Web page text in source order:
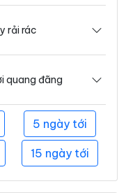
rải rác
quang đãng
5 ngày tới
15 ngày tới